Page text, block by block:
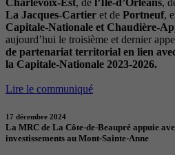
Charlevoix-Est, de l’Île-d’Orléans,
La Jacques-Cartier et de Portneuf,
Capitale-Nationale et Chaudière-
aujourd’hui le troisième et dernier
de partenariat territorial en lien
la Capitale-Nationale 2023-2026.
Lire le communiqué
17 décembre 2024
La MRC de La Côte-de-Beaupré appuie
investissements au Mont-Sainte-Anne